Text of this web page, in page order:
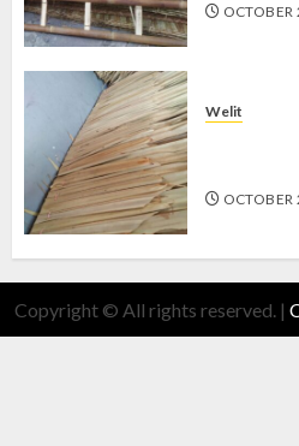
Welit
Copyright © All rights reserved. |